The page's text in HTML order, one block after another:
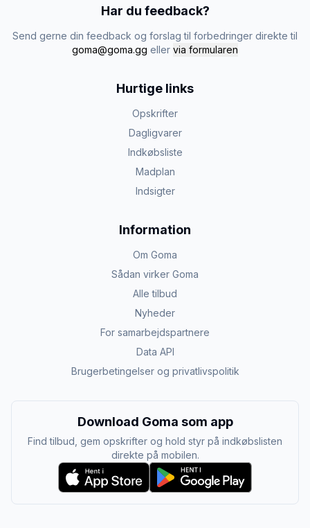
Har du feedback?
Send gerne din feedback og forslag til forbedringer direkte til
goma@goma.gg eller via formularen
Hurtige links
Opskrifter
Dagligvarer
Indkøbsliste
Madplan
Indsigter
Information
Om Goma
Sådan virker Goma
Alle tilbud
Nyheder
For samarbejdspartnere
Data API
Brugerbetingelser og privatlivspolitik
Download Goma som app
Find tilbud, gem opskrifter og hold styr på indkøbslisten
direkte på mobilen.